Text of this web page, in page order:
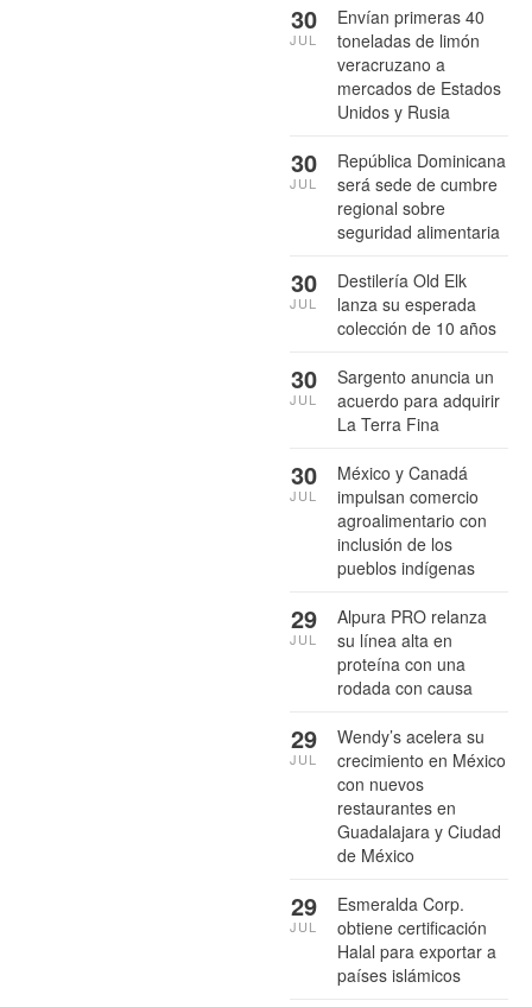
Envían primeras 40
toneladas de limón
veracruzano a
mercados de Estados
Unidos y Rusia
30
JUL
República Dominicana
será sede de cumbre
regional sobre
seguridad alimentaria
30
JUL
Destilería Old Elk
lanza su esperada
colección de 10 años
30
JUL
Sargento anuncia un
acuerdo para adquirir
La Terra Fina
30
JUL
México y Canadá
impulsan comercio
agroalimentario con
inclusión de los
pueblos indígenas
30
JUL
Alpura PRO relanza
su línea alta en
proteína con una
rodada con causa
29
JUL
Wendy’s acelera su
crecimiento en México
con nuevos
restaurantes en
Guadalajara y Ciudad
de México
29
JUL
Esmeralda Corp.
obtiene certificación
Halal para exportar a
países islámicos
29
JUL